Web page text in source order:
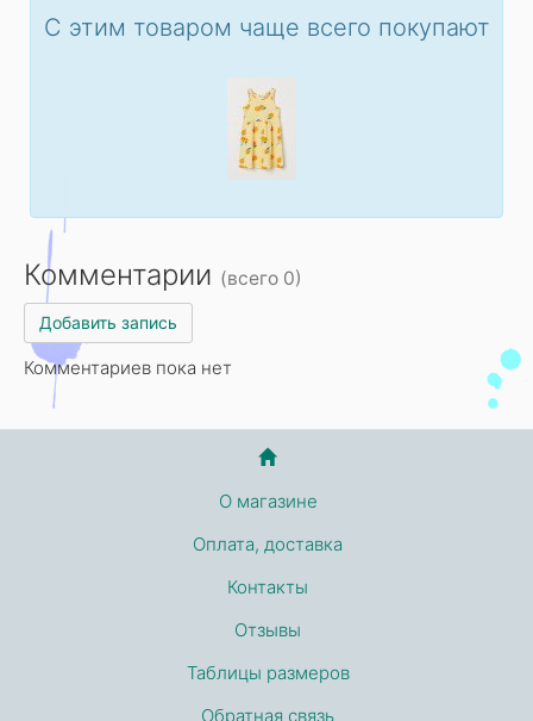
С этим товаром чаще всего покупают
Комментарии (всего 0)
Добавить запись
Комментариев пока нет
О магазине
Оплата, доставка
Контакты
Отзывы
Таблицы размеров
Обратная связь